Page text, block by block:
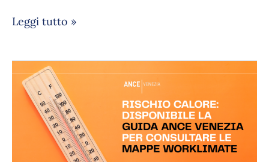
Leggi tutto »
RISCHIO
CALORE:
CONSULTAZIONE
DELLE
MAPPE
WORKLIMATE